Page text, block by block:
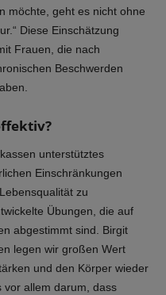
möchte, geht es nicht ohne
Diese Einschätzung
Frauen, die nach
Beschwerden
unterstütztes
Einschränkungen
zu
Übungen, die auf
abgestimmt sind. Birgit
legen wir großen Wert
und den Körper wieder
vor allem darum, dass